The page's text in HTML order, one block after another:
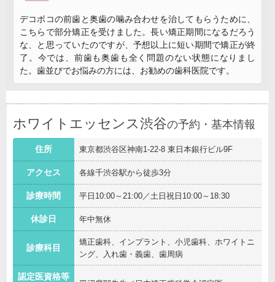
デコボコの前歯と奥歯の噛み合わせを治してもらうために、
こちらで部分矯正を受けました。長い矯正期間になるだろう
な、と思っていたのですが、予想以上に短い期間で矯正が終
了。今では、前歯も奥歯も全く問題のない状態になりまし
た。歯並びでお悩みの方には、お勧めの歯科医院です。
ホワイトエッセンス渋谷の予約・基本情報
住所 東京都渋谷区神南1-22-8 東日本銀行ビル9F
アクセス 各線千渋谷駅から徒歩3分
診療時間 平日10:00～21:00／土日祝日10:00～18:30
休診日 年中無休
診療科目
矯正歯科、インプラント、小児歯科、ホワイトニ
ング、入れ歯・義歯、歯周病
認定医資格等